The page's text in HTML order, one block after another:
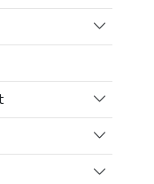
Vaihda
Vaihda
Vaihda
Vaihda